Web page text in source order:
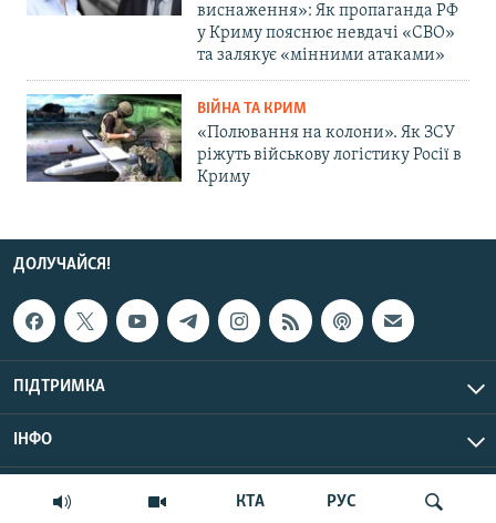
КТА РУС
виснаження»: Як пропаганда РФ
у Криму пояснює невдачі «СВО»
та залякує «мінними атаками»
ВІЙНА ТА КРИМ
«Полювання на колони». Як ЗСУ
ріжуть військову логістику Росії в
Криму
ДОЛУЧАЙСЯ!
ПІДТРИМКА
ІНФО
© Крим.Реалії, 2026 | Усі права застережено.